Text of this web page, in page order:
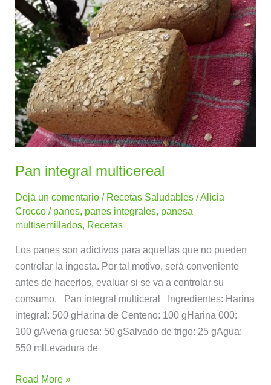
Pan integral multicereal
Dejá un comentario / Recetas Saludables /Alicia
Crocco/ panes, panes integrales, panesa
multisemillados, Recetas
Los panes son adictivos para aquellas que no pueden
controlar la ingesta. Por tal motivo, será conveniente
antes de hacerlos, evaluar si se va a controlar su
consumo. Pan integral multiceral Ingredientes: Harina
integral: 500 gHarina de Centeno: 100 gHarina 000:
100 gAvena gruesa: 50 gSalvado de trigo: 25 gAgua:
550 mlLevadura de
multicereal
Read More »